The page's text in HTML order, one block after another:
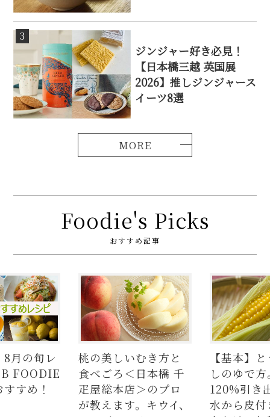
3
ジンジャー好き必見！
【日本橋三越 英国展
2026】推しジンジャース
イーツ8選
Foodie's Picks
おすすめ記事
むき方と
日本橋 千
のプロ
【基本】とうもろこ
しのゆで方。甘さを
120%引き出すには、
水から皮付き＆時間
【簡単】
の人気レ
ラダはタ
麺、よだ